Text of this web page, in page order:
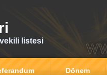
listesi
Dönem